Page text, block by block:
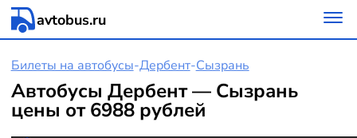
avtobus.ru
Билеты на автобусы-Дербент-Сызрань
Автобусы Дербент — Сызрань
цены от 6988 рублей